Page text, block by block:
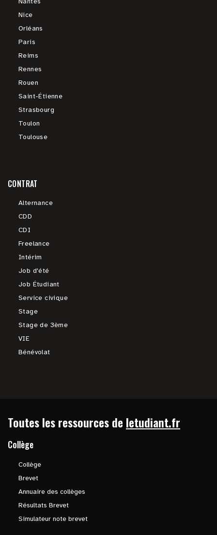
Nice
Orléans
Paris
Reims
Rennes
Rouen
Saint-Étienne
Strasbourg
Toulon
Toulouse
CONTRAT
Alternance
CDD
CDI
Freelance
Intérim
Job d'été
Job Étudiant
Service civique
Stage
Stage de 3ème
VIE
Bénévolat
Toutes les ressources de letudiant.fr
Collège
Collège
Brevet
Annuaire des collèges
Résultats Brevet
Simulateur note brevet